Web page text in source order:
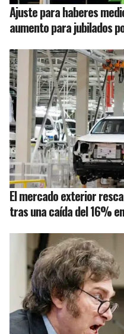
Ajuste para haberes
aumento para jubilados
El mercado exterior
tras una caída del 16%